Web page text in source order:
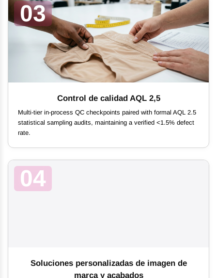
03
Control de calidad AQL 2,5
Multi-tier in-process QC checkpoints paired with formal AQL 2.5
statistical sampling audits, maintaining a verified <1.5% defect
rate.
04
Soluciones personalizadas de imagen de
marca y acabados